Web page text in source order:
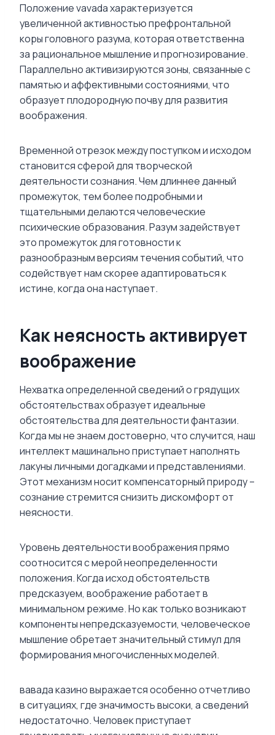
Положение vavada характеризуется
увеличенной активностью префронтальной
коры головного разума, которая ответственна
за рациональное мышление и прогнозирование.
Параллельно активизируются зоны, связанные с
памятью и аффективными состояниями, что
образует плодородную почву для развития
воображения.
Временной отрезок между поступком и исходом
становится сферой для творческой
деятельности сознания. Чем длиннее данный
промежуток, тем более подробными и
тщательными делаются человеческие
психические образования. Разум задействует
это промежуток для готовности к
разнообразным версиям течения событий, что
содействует нам скорее адаптироваться к
истине, когда она наступает.
Как неясность активирует
воображение
Нехватка определенной сведений о грядущих
обстоятельствах образует идеальные
обстоятельства для деятельности фантазии.
Когда мы не знаем достоверно, что случится, наш
интеллект машинально приступает наполнять
лакуны личными догадками и представлениями.
Этот механизм носит компенсаторный природу –
сознание стремится снизить дискомфорт от
неясности.
Уровень деятельности воображения прямо
соотносится с мерой неопределенности
положения. Когда исход обстоятельств
предсказуем, воображение работает в
минимальном режиме. Но как только возникают
компоненты непредсказуемости, человеческое
мышление обретает значительный стимул для
формирования многочисленных моделей.
вавада казино выражается особенно отчетливо
в ситуациях, где значимость высоки, а сведений
недостаточно. Человек приступает